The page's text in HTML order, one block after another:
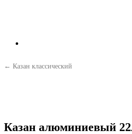
← Казан классический
Казан алюминиевый